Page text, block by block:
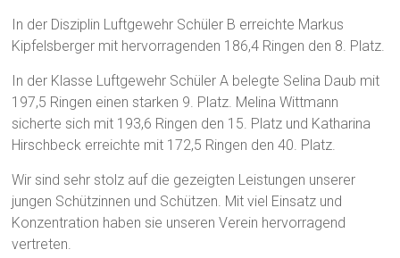
In der Disziplin Luftgewehr Schüler B erreichte Markus
Kipfelsberger mit hervorragenden 186,4 Ringen den 8. Platz.
In der Klasse Luftgewehr Schüler A belegte Selina Daub mit
197,5 Ringen einen starken 9. Platz. Melina Wittmann
sicherte sich mit 193,6 Ringen den 15. Platz und Katharina
Hirschbeck erreichte mit 172,5 Ringen den 40. Platz.
Wir sind sehr stolz auf die gezeigten Leistungen unserer
jungen Schützinnen und Schützen. Mit viel Einsatz und
Konzentration haben sie unseren Verein hervorragend
vertreten.